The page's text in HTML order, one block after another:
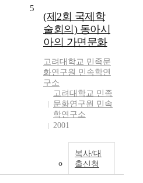
5
(제2회 국제학
술회의) 동아시
아의 가면문화
고려대학교 민족문
화연구원 민속학연
구소
고려대학교 민족
문화연구원 민속
학연구소
2001
복사/대
출신청